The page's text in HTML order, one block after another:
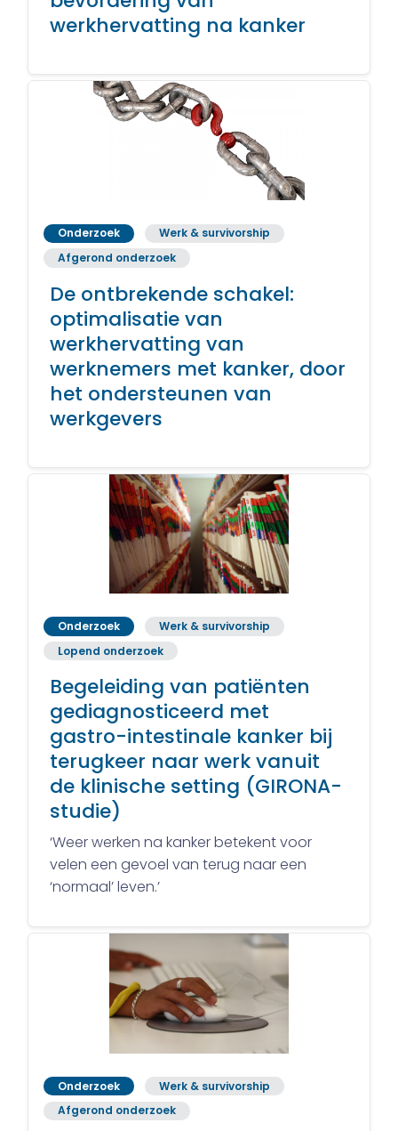
werkhervatting na kanker
Onderzoek
Werk & survivorship
Afgerond onderzoek
De ontbrekende schakel:
optimalisatie van
werkhervatting van
werknemers met kanker, door
het ondersteunen van
werkgevers
Onderzoek
Werk & survivorship
Lopend onderzoek
Begeleiding van patiënten
gediagnosticeerd met
gastro-intestinale kanker bij
terugkeer naar werk vanuit
de klinische setting (GIRONA-
studie)
‘Weer werken na kanker betekent voor
velen een gevoel van terug naar een
‘normaal’ leven.’
Onderzoek
Werk & survivorship
Afgerond onderzoek